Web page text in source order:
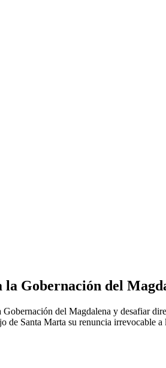
la Gobernación del
del Magdalena y desafiar
de Santa Marta su renuncia irrevocable